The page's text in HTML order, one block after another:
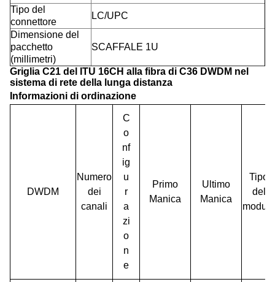
Tipo del
connettore
LC/UPC
Dimensione del
pacchetto
(millimetri)
SCAFFALE 1U
Griglia C21 del ITU 16CH alla fibra di C36 DWDM nel
sistema di rete della lunga distanza
Informazioni di ordinazione
DWDM
Numero
dei
canali
C
o
nf
ig
u
r
a
zi
o
n
e
Primo
Manica
Ultimo
Manica
Tipo
del
modulo